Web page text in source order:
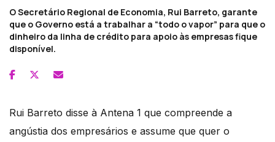
O Secretário Regional de Economia, Rui Barreto, garante
que o Governo está a trabalhar a “todo o vapor” para que o
dinheiro da linha de crédito para apoio às empresas fique
disponível.
Rui Barreto disse à Antena 1 que compreende a
angústia dos empresários e assume que quer o